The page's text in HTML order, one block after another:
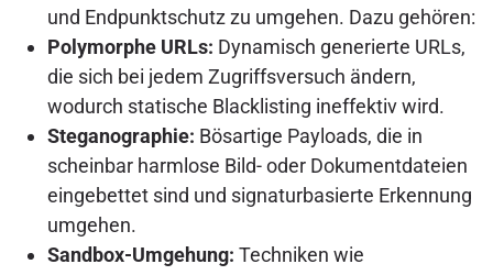
und Endpunktschutz zu umgehen. Dazu gehören:
Polymorphe URLs: Dynamisch generierte URLs,
die sich bei jedem Zugriffsversuch ändern,
wodurch statische Blacklisting ineffektiv wird.
Steganographie: Bösartige Payloads, die in
scheinbar harmlose Bild- oder Dokumentdateien
eingebettet sind und signaturbasierte Erkennung
umgehen.
Sandbox-Umgehung: Techniken wie